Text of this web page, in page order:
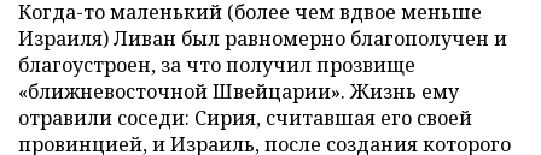
Когда-то маленький (более чем вдвое меньше
Израиля) Ливан был равномерно благополучен и
благоустроен, за что получил прозвище
«ближневосточной Швейцарии». Жизнь ему
отравили соседи: Сирия, считавшая его своей
провинцией, и Израиль, после создания которого